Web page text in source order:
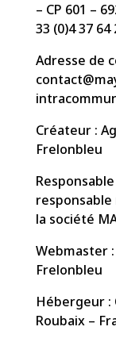
– CP 601 –
33 (0)4 37 64
Adresse de
Créateur :
Frelonbleu
la société
Webmaster
Frelonbleu
Hébergeur :
Roubaix –